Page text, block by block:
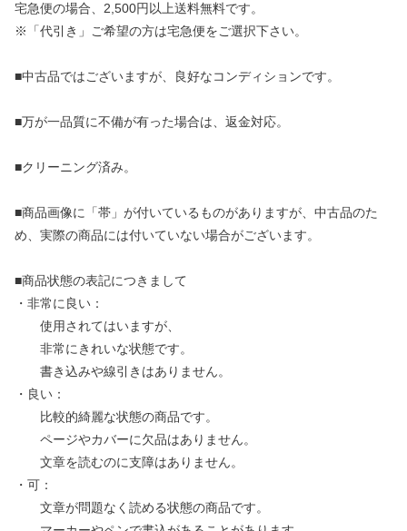
宅急便の場合、2,500円以上送料無料です。
※「代引き」ご希望の方は宅急便をご選択下さい。
■中古品ではございますが、良好なコンディションです。
■万が一品質に不備が有った場合は、返金対応。
■クリーニング済み。
■商品画像に「帯」が付いているものがありますが、中古品のた
め、実際の商品には付いていない場合がございます。
■商品状態の表記につきまして
・非常に良い：
使用されてはいますが、
非常にきれいな状態です。
書き込みや線引きはありません。
・良い：
比較的綺麗な状態の商品です。
ページやカバーに欠品はありません。
文章を読むのに支障はありません。
・可：
文章が問題なく読める状態の商品です。